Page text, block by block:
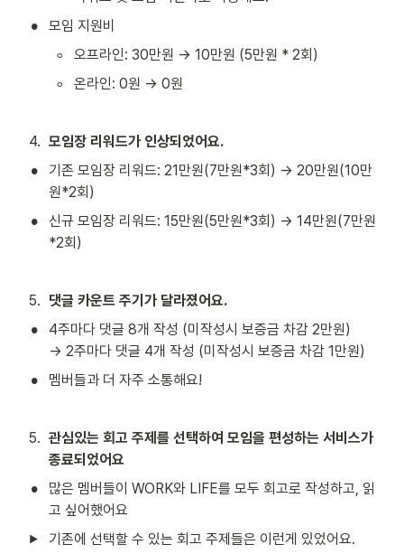
• 모임 지원비
◦ 오프라인: 30만원 → 10만원 (5만원 * 2회)
◦ 온라인: 0원 → 0원
4. 모임장 리워드가 인상되었어요.
•
기존 모임장 리워드: 21만원(7만원*3회) → 20만원(10만
원*2회)
•
신규 모임장 리워드: 15만원(5만원*3회) → 14만원(7만원
*2회)
5. 댓글 카운트 주기가 달라졌어요.
•
4주마다 댓글 8개 작성 (미작성시 보증금 차감 2만원)
→ 2주마다 댓글 4개 작성 (미작성시 보증금 차감 1만원)
• 멤버들과 더 자주 소통해요!
5. 관심있는 회고 주제를 선택하여 모임을 편성하는 서비스가
종료되었어요
•
많은 멤버들이 WORK와 LIFE를 모두 회고로 작성하고, 읽
고 싶어했어요
기존에 선택할 수 있는 회고 주제들은 이런게 있었어요.